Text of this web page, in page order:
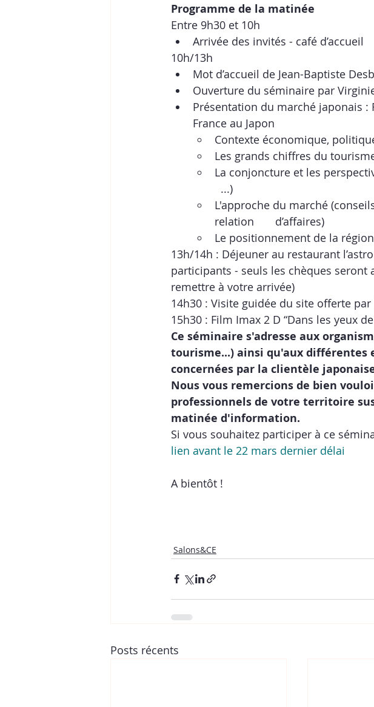
Programme de la matinée
Entre 9h30 et 10h
Arrivée des invités - café d’accueil
10h/13h
Mot d’accueil de Jean-Baptiste
Ouverture du séminaire par
Présentation du marché japonais
France au Japon
Contexte économique,
Les grands chiffres du
La conjoncture et les
  ...)
L'approche du marché
relation       d’affaires)
Le positionnement de la
13h/14h : Déjeuner au restaurant
participants - seuls les chèques seront
remettre à votre arrivée)
14h30 : Visite guidée du site offerte par
15h30 : Film Imax 2 D “Dans les yeux
Ce séminaire s'adresse aux
tourisme...) ainsi qu'aux différentes
concernées par la clientèle
Nous vous remercions de bien
professionnels de votre territoire
matinée d'information.
Si vous souhaitez participer à ce
lien avant le 22 mars dernier délai
A bientôt !
Salons&CE
Posts récents